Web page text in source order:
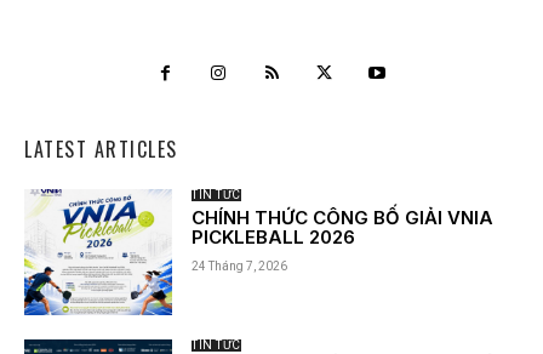
LATEST ARTICLES
TIN TỨC
CHÍNH THỨC CÔNG BỐ GIẢI VNIA
PICKLEBALL 2026
24 Tháng 7, 2026
TIN TỨC